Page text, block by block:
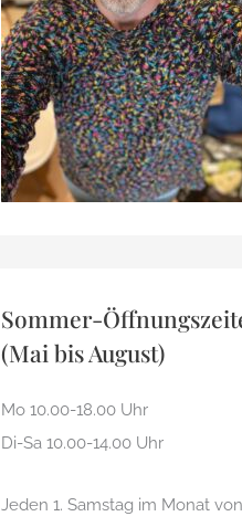
Sommer-
(Mai bis August)
Mo 10.00-18.00 Uhr
Di-Sa 10.00-14.00 Uhr
Jeden 1. Samstag im Monat